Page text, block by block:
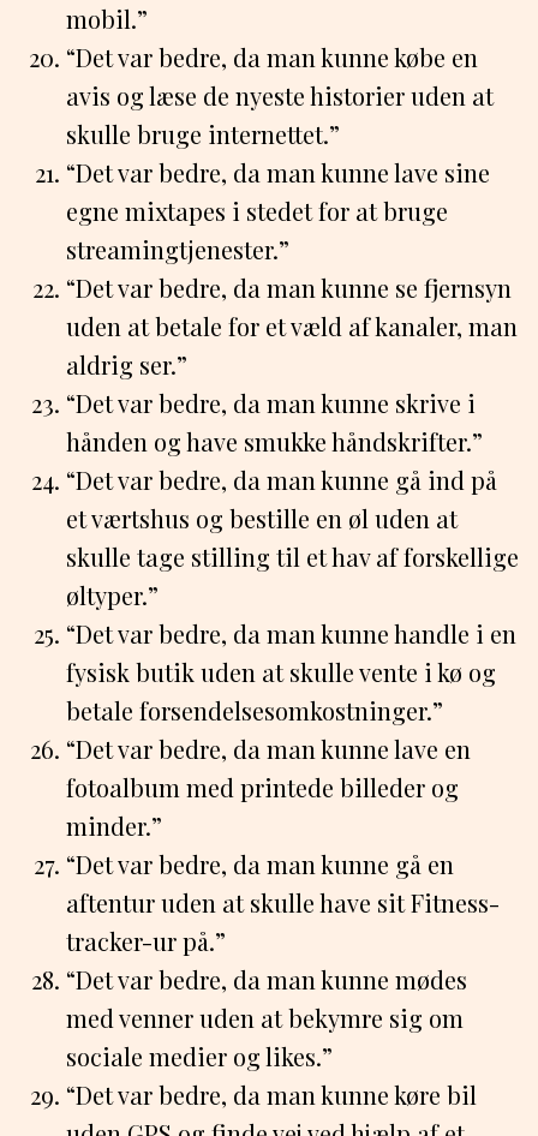
mobil.”
“Det var bedre, da man kunne købe en
avis og læse de nyeste historier uden at
skulle bruge internettet.”
“Det var bedre, da man kunne lave sine
egne mixtapes i stedet for at bruge
streamingtjenester.”
“Det var bedre, da man kunne se fjernsyn
uden at betale for et væld af kanaler, man
aldrig ser.”
“Det var bedre, da man kunne skrive i
hånden og have smukke håndskrifter.”
“Det var bedre, da man kunne gå ind på
et værtshus og bestille en øl uden at
skulle tage stilling til et hav af forskellige
øltyper.”
“Det var bedre, da man kunne handle i en
fysisk butik uden at skulle vente i kø og
betale forsendelsesomkostninger.”
“Det var bedre, da man kunne lave en
fotoalbum med printede billeder og
minder.”
“Det var bedre, da man kunne gå en
aftentur uden at skulle have sit Fitness-
tracker-ur på.”
“Det var bedre, da man kunne mødes
med venner uden at bekymre sig om
sociale medier og likes.”
“Det var bedre, da man kunne køre bil